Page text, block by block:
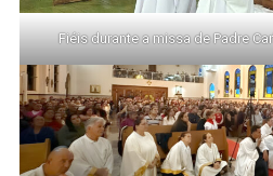
Fiéis durante a missa de Padre